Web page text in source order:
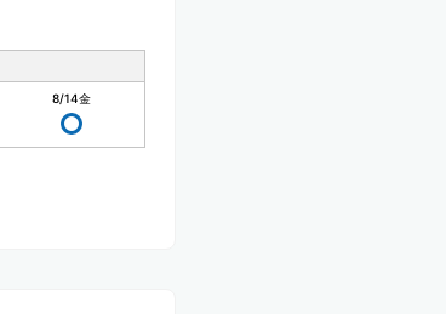
8/14金